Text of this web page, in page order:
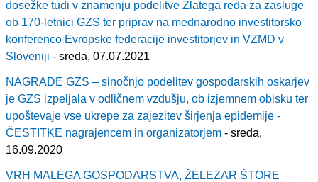
dosežke tudi v znamenju podelitve Zlatega reda za zasluge
ob 170-letnici GZS ter priprav na mednarodno investitorsko
konferenco Evropske federacije investitorjev in VZMD v
Sloveniji - sreda, 07.07.2021
NAGRADE GZS – sinočnjo podelitev gospodarskih oskarjev
je GZS izpeljala v odličnem vzdušju, ob izjemnem obisku ter
upoštevaje vse ukrepe za zajezitev širjenja epidemije -
ČESTITKE nagrajencem in organizatorjem - sreda,
16.09.2020
VRH MALEGA GOSPODARSTVA, ŽELEZAR ŠTORE –